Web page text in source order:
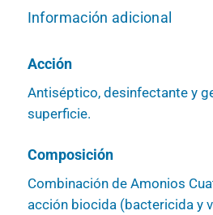
Información adicional
Acción
Antiséptico, desinfectante y
superficie.
Composición
Combinación de Amonios
acción biocida (bactericida y